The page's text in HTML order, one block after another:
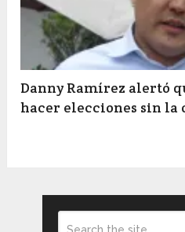
Danny Ramírez alertó
hacer elecciones sin la